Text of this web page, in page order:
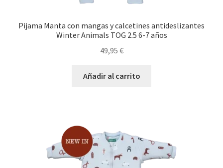
Pijama Manta con mangas y calcetines antideslizantes
Winter Animals TOG 2.5 6-7 años
49,95 €
Añadir al carrito